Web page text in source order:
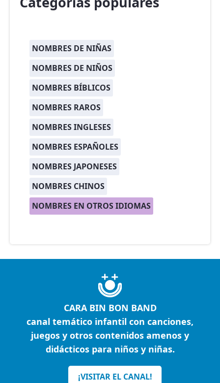
NOMBRES DE NIÑAS
NOMBRES DE NIÑOS
NOMBRES BÍBLICOS
NOMBRES RAROS
NOMBRES INGLESES
NOMBRES ESPAÑOLES
NOMBRES JAPONESES
NOMBRES CHINOS
NOMBRES EN OTROS IDIOMAS
CARA BIN BON BAND
canal temático infantil con canciones,
juegos y otros contenidos amenos y
didácticos para niños y niñas.
¡VISITAR EL CANAL!